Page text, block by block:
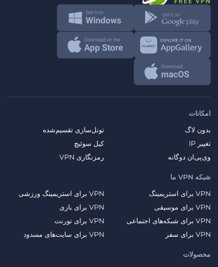
امکانات
بدون لاگ
تونل‌سازی تقسیم‌شده
تغییر IP
کیل سوئیچ
وی‌پی‌ان دوگانه
رمزنگاری VPN
محصولات
شبکه VPN ما
VPN برای استریمینگ
VPN برای استریمینگ ورزشی
VPN برای موسیقی
VPN برای بازی
VPN برای شبکه‌های اجتماعی
VPN برای تورنت
VPN برای سفر
VPN برای سایت‌های مسدود